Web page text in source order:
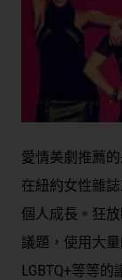
愛情美劇推薦
在紐約女性雜
個人成長。狂
議題，使用大
LGBTQ+等等